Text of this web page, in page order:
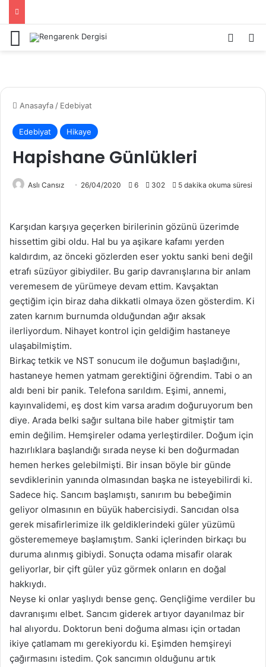
Menü Kayıt
Anasayfa / Edebiyat
Edebiyat Hikaye
Hapishane Günlükleri
Aslı Cansız 26/04/2020 6 302 5 dakika okuma süresi
Karşıdan karşıya geçerken birilerinin gözünü üzerimde
hissettim gibi oldu. Hal bu ya aşikare kafamı yerden
kaldırdım, az önceki gözlerden eser yoktu sanki beni değil
etrafı süzüyor gibiydiler. Bu garip davranışlarına bir anlam
veremesem de yürümeye devam ettim. Kavşaktan
geçtiğim için biraz daha dikkatli olmaya özen gösterdim. Ki
zaten karnım burnumda olduğundan ağır aksak
ilerliyordum. Nihayet kontrol için geldiğim hastaneye
ulaşabilmiştim.
Birkaç tetkik ve NST sonucum ile doğumun başladığını,
hastaneye hemen yatmam gerektiğini öğrendim. Tabi o an
aldı beni bir panik. Telefona sarıldım. Eşimi, annemi,
kayınvalidemi, eş dost kim varsa aradım doğuruyorum ben
diye. Arada belki sağır sultana bile haber gitmiştir tam
emin değilim. Hemşireler odama yerleştirdiler. Doğum için
hazırlıklara başlandığı sırada neyse ki ben doğurmadan
hemen herkes gelebilmişti. Bir insan böyle bir günde
sevdiklerinin yanında olmasından başka ne isteyebilirdi ki.
Sadece hiç. Sancım başlamıştı, sanırım bu bebeğimin
geliyor olmasının en büyük habercisiydi. Sancıdan olsa
gerek misafirlerimize ilk geldiklerindeki güler yüzümü
gösterememeye başlamıştım. Sanki içlerinden birkaçı bu
duruma alınmış gibiydi. Sonuçta odama misafir olarak
geliyorlar, bir çift güler yüz görmek onların en doğal
hakkıydı.
Neyse ki onlar yaşlıydı bense genç. Gençliğime verdiler bu
davranışımı elbet. Sancım giderek artıyor dayanılmaz bir
hal alıyordu. Doktorun beni doğuma alması için ortadan
ikiye çatlamam mı gerekiyordu ki. Eşimden hemşireyi
çağırmasını istedim. Çok sancımın olduğunu artık